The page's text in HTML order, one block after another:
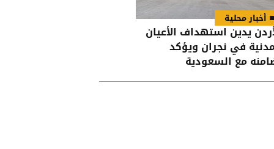
أخبار محلية
يدين استهداف الأعيان
في نجران ويؤكد
مع السعودية